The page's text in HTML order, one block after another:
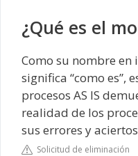
¿Qué es el
Como su nombre en
significa “como es”,
procesos AS IS
realidad de los
sus errores y
Solicitud de eliminación